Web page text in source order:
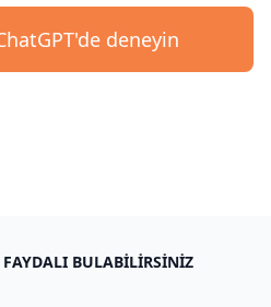
deneyin
BULABILIRSINIZ